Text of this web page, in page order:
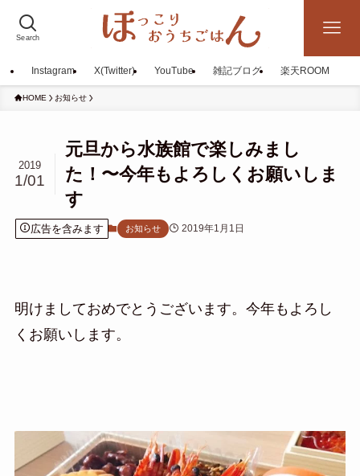
Search
Instagram X(Twitter) YouTube 雑記ブログ 楽天ROOM
HOME お知らせ
元旦から水族館で楽しみまし
た！〜今年もよろしくお願いしま
す
2019
1/01
広告を含みます お知らせ 2019年1月1日
明けましておめでとうございます。今年もよろし
くお願いします。